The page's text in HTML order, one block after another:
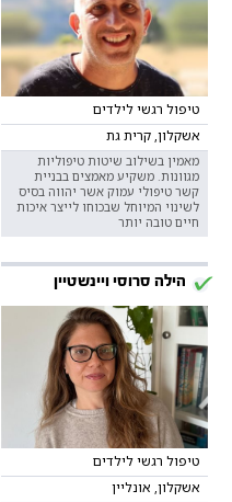
טיפול רגשי לילדים
אשקלון, קרית גת
מאמין בשילוב שיטות טיפוליות
מגוונות. משקיע מאמצים בבניית
קשר טיפולי עמוק אשר יהווה בסיס
לשינוי המיוחל שבכוחו לייצר איכות
חיים טובה יותר
הילה סרוסי ויינשטיין
טיפול רגשי לילדים
אשקלון, אונליין